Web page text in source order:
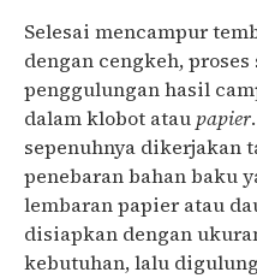
Selesai mencampur
dengan cengkeh,
penggulungan hasil
dalam klobot atau papier
sepenuhnya dikerjakan
penebaran bahan baku
lembaran papier atau
disiapkan dengan
kebutuhan, lalu